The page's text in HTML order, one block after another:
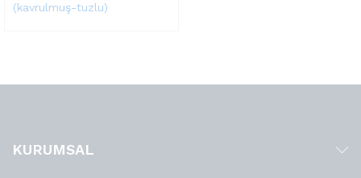
(kavrulmuş-tuzlu)
KURUMSAL